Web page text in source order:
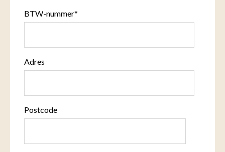
BTW-nummer*
Adres
Postcode